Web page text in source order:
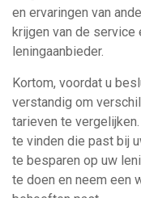
en ervaringen van
krijgen van de service
leningaanbieder.
Kortom, voordat u
verstandig om
tarieven te
te vinden die past bij
te besparen op uw
te doen en neem een